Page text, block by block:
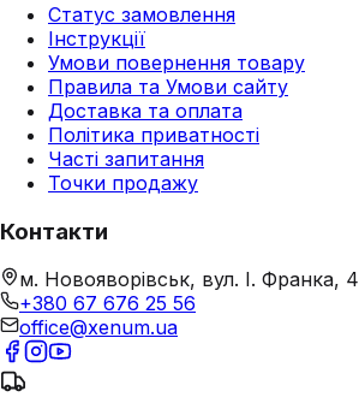
Статус замовлення
Інструкції
Умови повернення товару
Правила та Умови сайту
Доставка та оплата
Політика приватності
Часті запитання
Точки продажу
Контакти
м. Новояворівськ, вул. І. Франка, 4
+380 67 676 25 56
office@xenum.ua